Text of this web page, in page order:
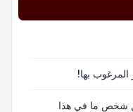
المرغوب بها!
شخص ما في هذا